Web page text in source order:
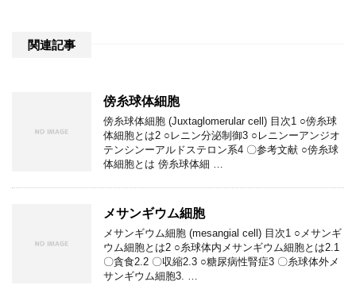
関連記事
傍糸球体細胞
傍糸球体細胞 (Juxtaglomerular cell) 目次1 ○傍糸球
体細胞とは2 ○レニン分泌制御3 ○レニンーアンジオ
テンシンーアルドステロン系4 〇参考文献 ○傍糸球
体細胞とは 傍糸球体細 …
メサンギウム細胞
メサンギウム細胞 (mesangial cell) 目次1 ○メサンギ
ウム細胞とは2 ○糸球体内メサンギウム細胞とは2.1
〇貪食2.2 〇収縮2.3 ○糖尿病性腎症3 〇糸球体外メ
サンギウム細胞3. …